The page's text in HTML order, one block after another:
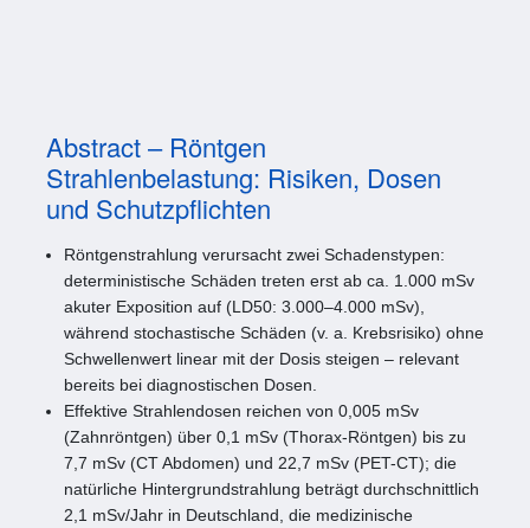
Abstract – Röntgen
Strahlenbelastung: Risiken, Dosen
und Schutzpflichten
Röntgenstrahlung verursacht zwei Schadenstypen:
deterministische Schäden treten erst ab ca. 1.000 mSv
akuter Exposition auf (LD50: 3.000–4.000 mSv),
während stochastische Schäden (v. a. Krebsrisiko) ohne
Schwellenwert linear mit der Dosis steigen – relevant
bereits bei diagnostischen Dosen.
Effektive Strahlendosen reichen von 0,005 mSv
(Zahnröntgen) über 0,1 mSv (Thorax-Röntgen) bis zu
7,7 mSv (CT Abdomen) und 22,7 mSv (PET-CT); die
natürliche Hintergrundstrahlung beträgt durchschnittlich
2,1 mSv/Jahr in Deutschland, die medizinische